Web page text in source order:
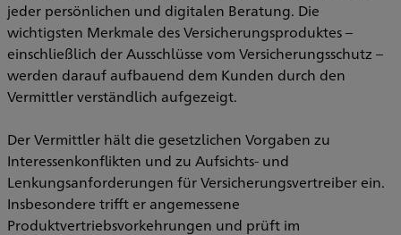
jeder persönlichen und digitalen Beratung. Die
wichtigsten Merkmale des Versicherungsproduktes –
einschließlich der Ausschlüsse vom Versicherungsschutz –
werden darauf aufbauend dem Kunden durch den
Vermittler verständlich aufgezeigt.
Der Vermittler hält die gesetzlichen Vorgaben zu
Interessenkonflikten und zu Aufsichts- und
Lenkungsanforderungen für Versicherungsvertreiber ein.
Insbesondere trifft er angemessene
Produktvertriebsvorkehrungen und prüft im